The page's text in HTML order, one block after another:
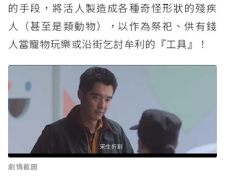
的手段，將活人製造成各種奇怪形狀的殘疾
人（甚至是類動物），以作為祭祀、供有錢
人當寵物玩樂或沿街乞討牟利的『工具』！
劇情截圖